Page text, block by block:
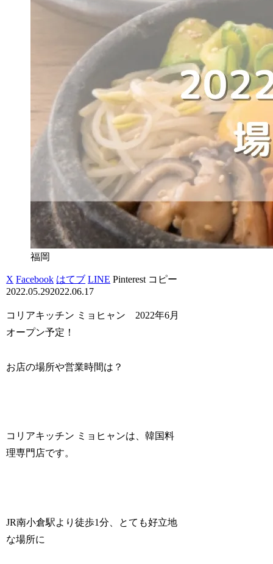
福岡
X Facebook はてブ LINE Pinterest コピー
2022.05.292022.06.17
コリアキッチン ミョヒャン 2022年6月
オープン予定！
お店の場所や営業時間は？
コリアキッチン ミョヒャンは、韓国料
理専門店です。
JR南小倉駅より徒歩1分、とても好立地
な場所に